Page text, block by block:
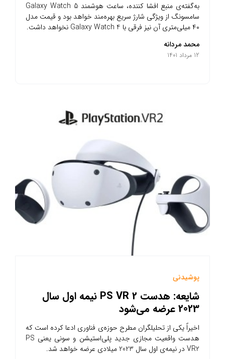
به‌گفته‌ی منبع افشا کننده، ساعت هوشمند Galaxy Watch 5
سامسونگ از ویژگی شارژ سریع‌ بهره‌مند خواهد بود و قیمت مدل
۴۰ میلی‌متری آن نیز فرقی با Galaxy Watch 4 نخواهد داشت.
محمد مردانه
12 مرداد 1401
پوشیدنی
شایعه: هدست PS VR 2 نیمه اول سال
2023 عرضه می‌شود
اخیراً یکی از تحلیلگران مطرح حوزه‌ی فناوری ادعا کرده است که
هدست واقعیت مجازی جدید پلی‌استیشن و سونی یعنی PS
VR2 در نیمه‌ی اول سال 2023 میلادی عرضه خواهد شد.